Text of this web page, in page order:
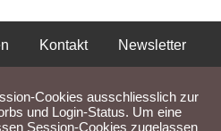
Kontakt
Newsletter
Versandkosten
Cookies ausschliesslich zur
und Login-Status. Um eine
Session-Cookies zugelassen